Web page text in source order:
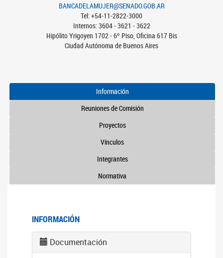
BANCADELAMUJER@SENADO.GOB.AR
Tel: +54-11-2822-3000
Internos: 3604 - 3621 - 3622
Hipólito Yrigoyen 1702 - 6º Piso, Oficina 617 Bis
Ciudad Autónoma de Buenos Aires
Información
Reuniones de Comisión
Proyectos
Vínculos
Integrantes
Normativa
INFORMACIÓN
Documentación